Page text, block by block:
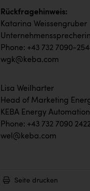
Rückfragehinweis:
Katarina Weissengruber
Phone: +43 732 7090-
wgk@keba.com
Lisa Weilharter
Head of Marketing
KEBA Energy
Phone: +43 732 7090
wel@keba.com
Seite drucken